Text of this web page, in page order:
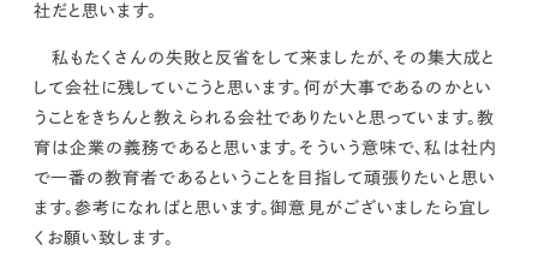
社だと思います。
私もたくさんの失敗と反省をして来ましたが、その集大成と
して会社に残していこうと思います。 何が大事であるのかとい
うことをきちんと教えられる会社でありたいと思っています。教
育は企業の義務であると思います。そういう意味で、私は社内
で一番の教育者であるということを目指して頑張りたいと思い
ます。参考になればと思います。御意見がございましたら宜し
くお願い致します。